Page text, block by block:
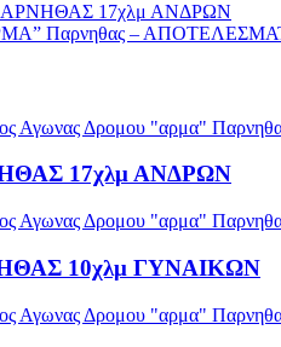
17χλμ ΑΝΔΡΩΝ
Παρνηθας –
Αγωνας Δρομου "αρμα"
17χλμ ΑΝΔΡΩΝ
Αγωνας Δρομου "αρμα"
10χλμ ΓΥΝΑΙΚΩΝ
Αγωνας Δρομου "αρμα"